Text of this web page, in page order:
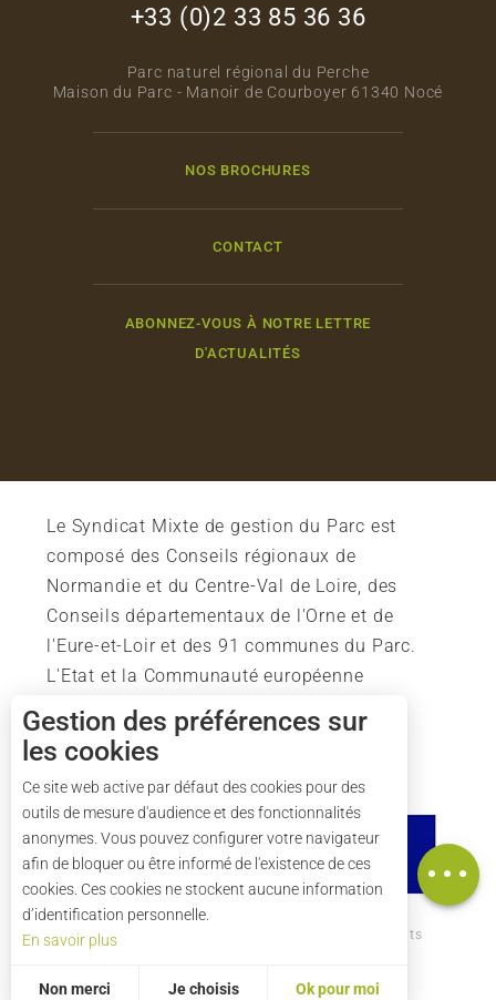
Description
Carte
+33 (0)2 33 85 36 36
Parc naturel régional du Perche
Maison du Parc - Manoir de Courboyer 61340 Nocé
NOS BROCHURES
CONTACT
ABONNEZ-VOUS À NOTRE LETTRE
D'ACTUALITÉS
Le Syndicat Mixte de gestion du Parc est
composé des Conseils régionaux de
Normandie et du Centre-Val de Loire, des
Conseils départementaux de l'Orne et de
l'Eure-et-Loir et des 91 communes du Parc.
L'Etat et la Communauté européenne
soutiennent également l'action du Parc.
Comment venir ? Crédits
Plan du site
Gestion des préférences sur
les cookies
Ce site web active par défaut des cookies pour des
outils de mesure d'audience et des fonctionnalités
anonymes. Vous pouvez configurer votre navigateur
afin de bloquer ou être informé de l'existence de ces
cookies. Ces cookies ne stockent aucune information
d’identification personnelle.
En savoir plus
Non merci Je choisis Ok pour moi